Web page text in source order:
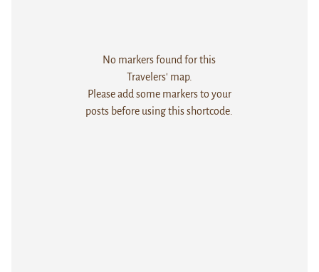
No markers found for this
Travelers' map.
Please add some markers to your
posts before using this shortcode.